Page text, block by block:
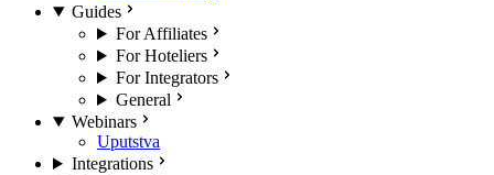
Guides
For Affiliates
For Hoteliers
For Integrators
General
Webinars
Uputstva
Integrations